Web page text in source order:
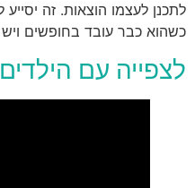
לתכנן לעצמו הוצאות. זה
כשהוא כבר עובד בחופשים
לצפייה עם הילדים